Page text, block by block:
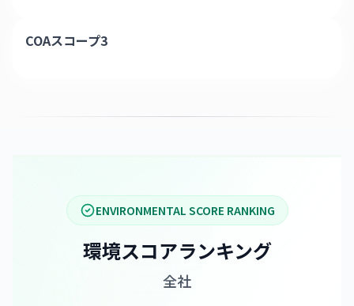
COAスコープ3
ENVIRONMENTAL SCORE RANKING
環境スコアランキング
全社